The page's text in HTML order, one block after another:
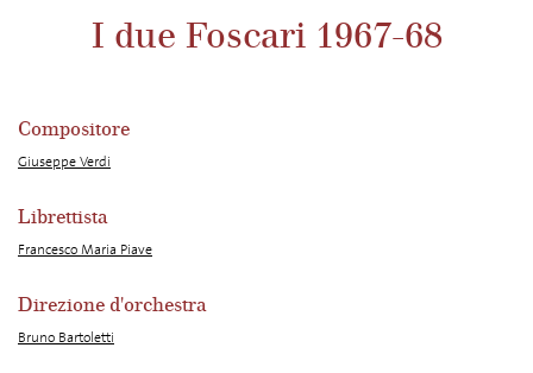
I due Foscari 1967-68
Compositore
Giuseppe Verdi
Librettista
Francesco Maria Piave
Direzione d'orchestra
Bruno Bartoletti